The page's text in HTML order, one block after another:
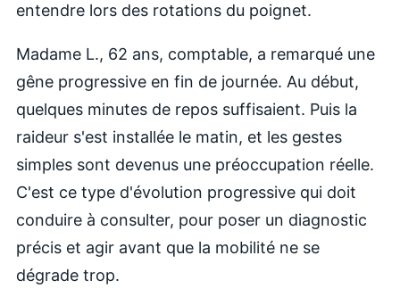
entendre lors des rotations du poignet.
Madame L., 62 ans, comptable, a remarqué une
gêne progressive en fin de journée. Au début,
quelques minutes de repos suffisaient. Puis la
raideur s'est installée le matin, et les gestes
simples sont devenus une préoccupation réelle.
C'est ce type d'évolution progressive qui doit
conduire à consulter, pour poser un diagnostic
précis et agir avant que la mobilité ne se
dégrade trop.